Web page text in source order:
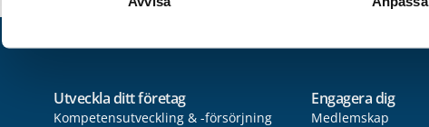
Utveckla ditt företag
Kompetensutveckling & -försörjning
Engagera dig
Medlemskap